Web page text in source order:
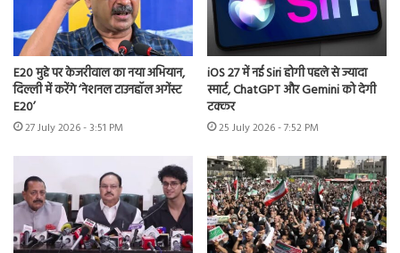
E20 मुद्दे पर केजरीवाल का नया अभियान,
दिल्ली में करेंगे ‘नेशनल टाउनहॉल अगेंस्ट
E20’
27 July 2026 - 3:51 PM
iOS 27 में नई Siri होगी पहले से ज्यादा
स्मार्ट, ChatGPT और Gemini को देगी
टक्कर
25 July 2026 - 7:52 PM